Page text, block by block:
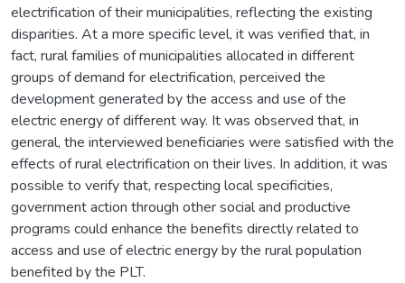
electrification of their municipalities, reflecting the existing
disparities. At a more specific level, it was verified that, in
fact, rural families of municipalities allocated in different
groups of demand for electrification, perceived the
development generated by the access and use of the
electric energy of different way. It was observed that, in
general, the interviewed beneficiaries were satisfied with the
effects of rural electrification on their lives. In addition, it was
possible to verify that, respecting local specificities,
government action through other social and productive
programs could enhance the benefits directly related to
access and use of electric energy by the rural population
benefited by the PLT.